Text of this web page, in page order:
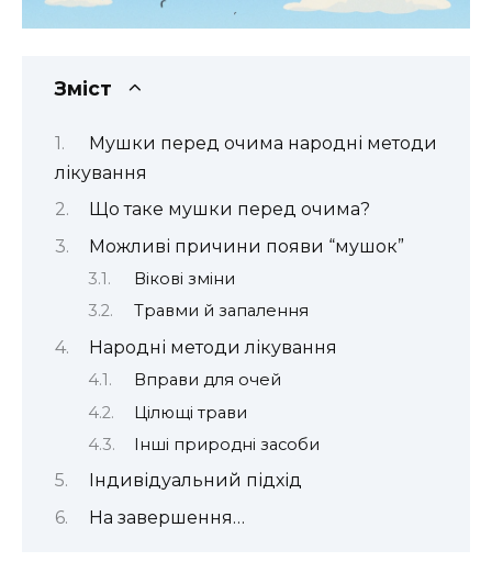
Зміст
Мушки перед очима народні методи
лікування
Що таке мушки перед очима?
Можливі причини появи “мушок”
Вікові зміни
Травми й запалення
Народні методи лікування
Вправи для очей
Цілющі трави
Інші природні засоби
Індивідуальний підхід
На завершення…